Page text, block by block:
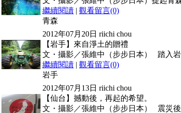
繼續閱讀 | 觀看留言(0)
青森
2012年07月20日 riichi chou
【岩手】來自淨土的贈禮
文・攝影／張維中（步步日本） 踏入
繼續閱讀 | 觀看留言(0)
岩手
2012年07月13日 riichi chou
【仙台】撼動後，再起的希望。
文・攝影／張維中（步步日本） 震災